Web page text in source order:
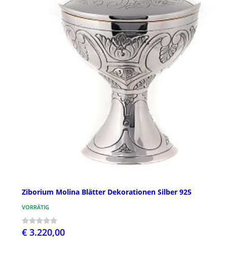
Ziborium Molina Blätter Dekorationen Silber 925
VORRÄTIG
€ 3.220,00